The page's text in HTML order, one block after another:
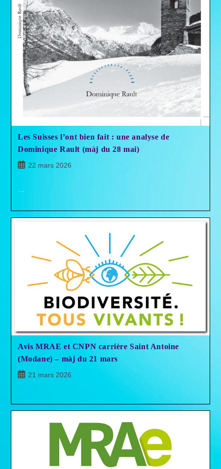
Les Suisses l’ont bien fait : une analyse de
Dominique Rault (màj du 28 mai)
Publication
22 mars 2026
Avis MRAE et CNPN carrière Saint Antoine
(Modane) – màj du 21 mars
Publication
21 mars 2026